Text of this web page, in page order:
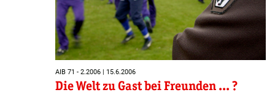
AIB 71 - 2.2006 | 15.6.2006
Die Welt zu Gast bei Freunden ... ?